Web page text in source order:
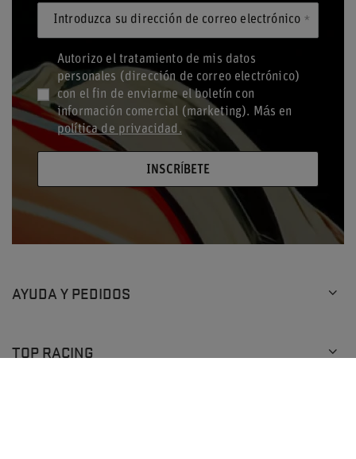
Introduzca su dirección de correo electrónico
Autorizo el tratamiento de mis datos
personales (dirección de correo electrónico)
con el fin de enviarme el boletín con
información comercial (marketing). Más en
política de privacidad.
INSCRÍBETE
AYUDA Y PEDIDOS
TOP RACING